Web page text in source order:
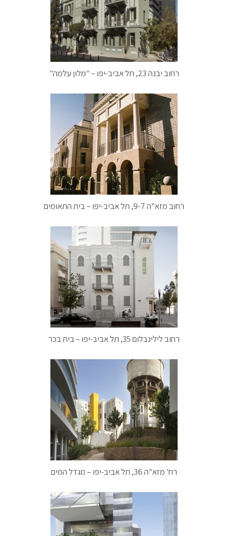
רחוב יבנה 23, תל אביב-יפו – "מלון עלמה"
רחוב מזא"ה 9-7, תל אביב-יפו – בית התאומים
רחוב לילינבלום 35, תל אביב-יפו – בית בכר
רח' מזא"ה 36, תל אביב-יפו – מגדל המים